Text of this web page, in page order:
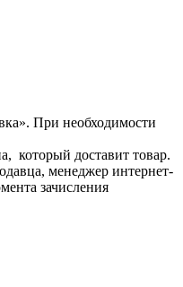
При необходимости
который доставит товар.
менеджер интернет-
зачисления